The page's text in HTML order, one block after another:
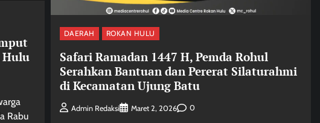
Hulu
Rabu
DAERAH ROKAN HULU
Safari Ramadan 1447 H, Pemda Rohul
Serahkan Bantuan dan Pererat Silaturahmi
di Kecamatan Ujung Batu
Admin Redaksi Maret 2, 2026 0